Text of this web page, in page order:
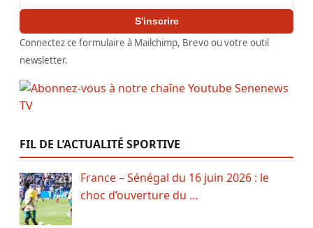
S'inscrire
Connectez ce formulaire à Mailchimp, Brevo ou votre outil
newsletter.
FIL DE L’ACTUALITÉ SPORTIVE
France – Sénégal du 16 juin 2026 : le
choc d’ouverture du …